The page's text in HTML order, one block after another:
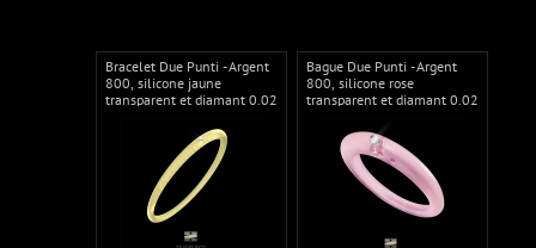
Bracelet Due Punti - Argent
800, silicone jaune
transparent et diamant 0.02
Bague Due Punti - Argent
800, silicone rose
transparent et diamant 0.02